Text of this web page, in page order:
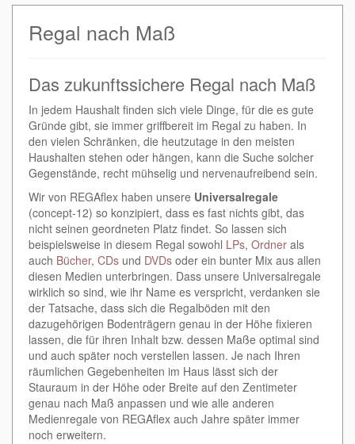
Regal nach Maß
Das zukunftssichere Regal nach Maß
In jedem Haushalt finden sich viele Dinge, für die es gute
Gründe gibt, sie immer griffbereit im Regal zu haben. In
den vielen Schränken, die heutzutage in den meisten
Haushalten stehen oder hängen, kann die Suche solcher
Gegenstände, recht mühselig und nervenaufreibend sein.
Wir von REGAflex haben unsere Universalregale
(concept-12) so konzipiert, dass es fast nichts gibt, das
nicht seinen geordneten Platz findet. So lassen sich
beispielsweise in diesem Regal sowohl LPs, Ordner als
auch Bücher, CDs und DVDs oder ein bunter Mix aus allen
diesen Medien unterbringen. Dass unsere Universalregale
wirklich so sind, wie ihr Name es verspricht, verdanken sie
der Tatsache, dass sich die Regalböden mit den
dazugehörigen Bodenträgern genau in der Höhe fixieren
lassen, die für ihren Inhalt bzw. dessen Maße optimal sind
und auch später noch verstellen lassen. Je nach Ihren
räumlichen Gegebenheiten im Haus lässt sich der
Stauraum in der Höhe oder Breite auf den Zentimeter
genau nach Maß anpassen und wie alle anderen
Medienregale von REGAflex auch Jahre später immer
noch erweitern.